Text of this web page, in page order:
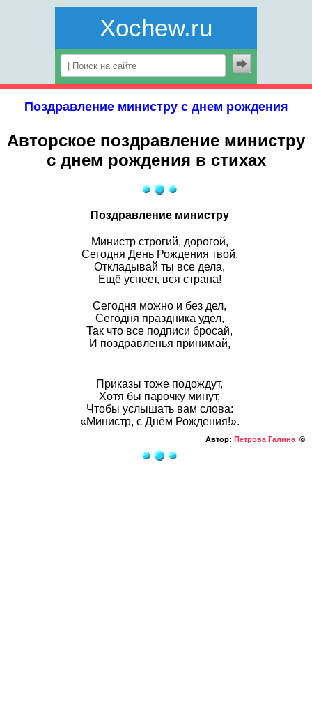
Xochew.ru
Поздравление министру с днем рождения
Авторское поздравление министру
с днем рождения в стихах
Поздравление министру
Министр строгий, дорогой,
Сегодня День Рождения твой,
Откладывай ты все дела,
Ещё успеет, вся страна!
Сегодня можно и без дел,
Сегодня праздника удел,
Так что все подписи бросай,
И поздравленья принимай,
Приказы тоже подождут,
Хотя бы парочку минут,
Чтобы услышать вам слова:
«Министр, с Днём Рождения!».
Автор: Петрова Галина ©